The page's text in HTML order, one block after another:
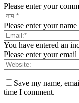
Please enter your
Please enter your name
You have entered an
Please enter your email
Save my name,
time I comment.